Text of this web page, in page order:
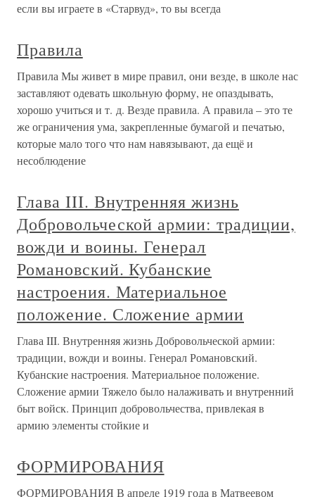
если вы играете в «Старвуд», то вы всегда
Правила
Правила Мы живет в мире правил, они везде, в школе нас
заставляют одевать школьную форму, не опаздывать,
хорошо учиться и т. д. Везде правила. А правила – это те
же ограничения ума, закрепленные бумагой и печатью,
которые мало того что нам навязывают, да ещё и
несоблюдение
Глава III. Внутренняя жизнь
Добровольческой армии: традиции,
вожди и воины. Генерал
Романовский. Кубанские
настроения. Материальное
положение. Сложение армии
Глава III. Внутренняя жизнь Добровольческой армии:
традиции, вожди и воины. Генерал Романовский.
Кубанские настроения. Материальное положение.
Сложение армии Тяжело было налаживать и внутренний
быт войск. Принцип добровольчества, привлекая в
армию элементы стойкие и
ФОРМИРОВАНИЯ
ФОРМИРОВАНИЯ В апреле 1919 года в Матвеевом